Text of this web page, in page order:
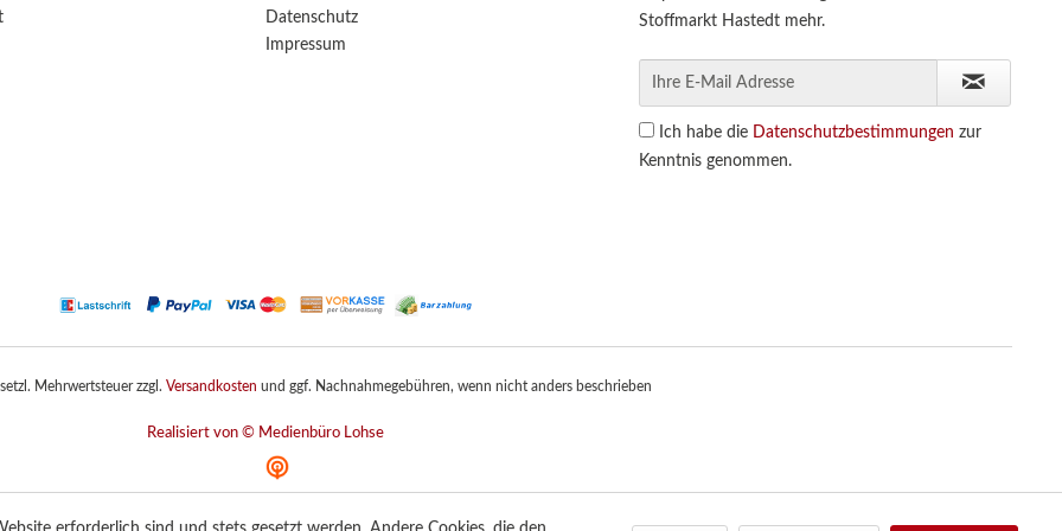
Datenschutz
Impressum
Stoffmarkt Hastedt mehr.
Ich habe die Datenschutzbestimmungen zur
Kenntnis genommen.
Mehrwertsteuer zzgl. Versandkosten und ggf. Nachnahmegebühren, wenn nicht anders beschrieben
Realisiert von © Medienbüro Lohse